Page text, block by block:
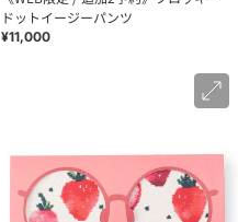
ドットイージーパンツ
¥11,000